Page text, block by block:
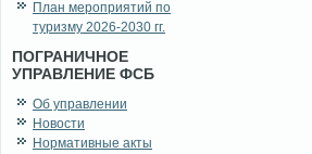
План мероприятий по
туризму 2026-2030 гг.
ПОГРАНИЧНОЕ
УПРАВЛЕНИЕ ФСБ
Об управлении
Новости
Нормативные акты